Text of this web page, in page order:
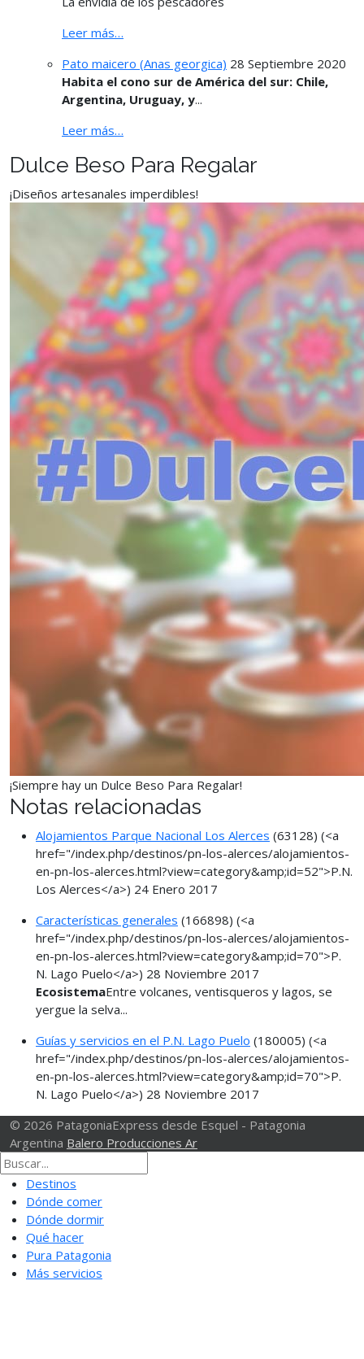
Leer más…
Pato maicero (Anas georgica) 28 Septiembre 2020
Habita el cono sur de América del sur: Chile,
Argentina, Uruguay, y...
Leer más…
Dulce Beso Para Regalar
¡Diseños artesanales imperdibles!
¡Siempre hay un Dulce Beso Para Regalar!
Notas relacionadas
Alojamientos Parque Nacional Los Alerces (63128) (<a
href="/index.php/destinos/pn-los-alerces/alojamientos-
en-pn-los-alerces.html?view=category&amp;id=52">P.N.
Los Alerces</a>) 24 Enero 2017
Características generales (166898) (<a
href="/index.php/destinos/pn-los-alerces/alojamientos-
en-pn-los-alerces.html?view=category&amp;id=70">P.
N. Lago Puelo</a>) 28 Noviembre 2017
EcosistemaEntre volcanes, ventisqueros y lagos, se
yergue la selva...
Guías y servicios en el P.N. Lago Puelo (180005) (<a
href="/index.php/destinos/pn-los-alerces/alojamientos-
en-pn-los-alerces.html?view=category&amp;id=70">P.
N. Lago Puelo</a>) 28 Noviembre 2017
© 2026 PatagoniaExpress desde Esquel - Patagonia
Argentina Balero Producciones Ar
Destinos
Dónde comer
Dónde dormir
Qué hacer
Pura Patagonia
Más servicios